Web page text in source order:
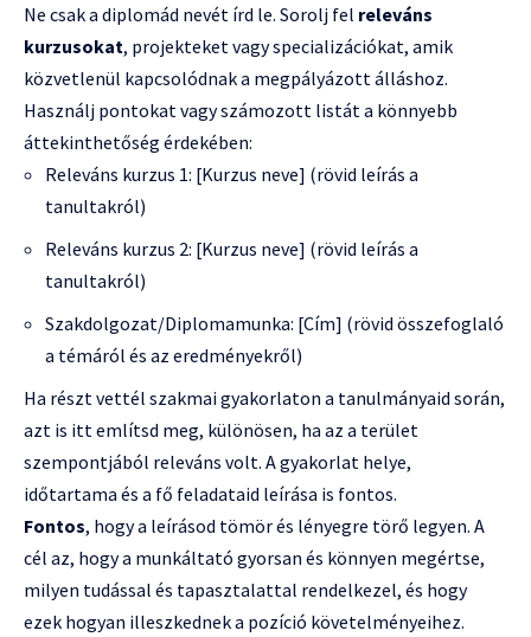
Ne csak a diplomád nevét írd le. Sorolj fel releváns
kurzusokat, projekteket vagy specializációkat, amik
közvetlenül kapcsolódnak a megpályázott álláshoz.
Használj pontokat vagy számozott listát a könnyebb
áttekinthetőség érdekében:
Releváns kurzus 1: [Kurzus neve] (rövid leírás a
tanultakról)
Releváns kurzus 2: [Kurzus neve] (rövid leírás a
tanultakról)
Szakdolgozat/Diplomamunka: [Cím] (rövid összefoglaló
a témáról és az eredményekről)
Ha részt vettél szakmai gyakorlaton a tanulmányaid során,
azt is itt említsd meg, különösen, ha az a terület
szempontjából releváns volt. A gyakorlat helye,
időtartama és a fő feladataid leírása is fontos.
Fontos, hogy a leírásod tömör és lényegre törő legyen. A
cél az, hogy a munkáltató gyorsan és könnyen megértse,
milyen tudással és tapasztalattal rendelkezel, és hogy
ezek hogyan illeszkednek a pozíció követelményeihez.